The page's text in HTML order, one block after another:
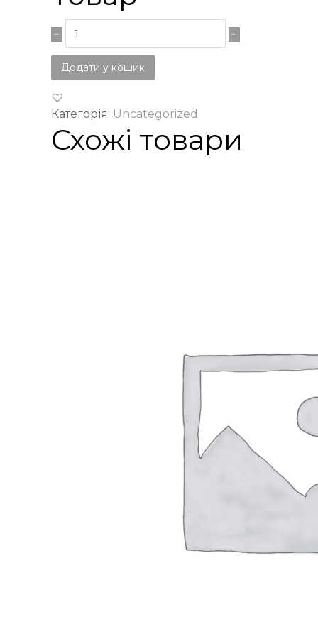
Додати у кошик
Категорія: Uncategorized
Схожі товари